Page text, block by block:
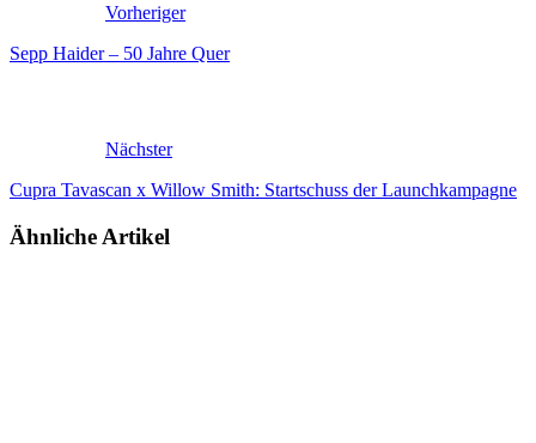
Vorheriger
Sepp Haider – 50 Jahre Quer
Nächster
Cupra Tavascan x Willow Smith: Startschuss der Launchkampagne
Ähnliche Artikel